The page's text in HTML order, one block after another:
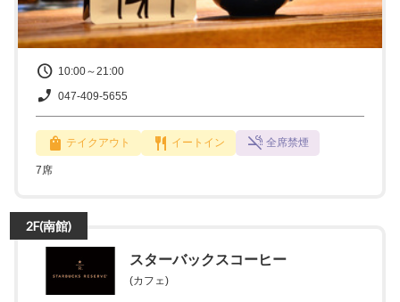
10:00～21:00
047-409-5655
テイクアウト イートイン 全席禁煙
7席
2F(南館)
スターバックスコーヒー
(カフェ)